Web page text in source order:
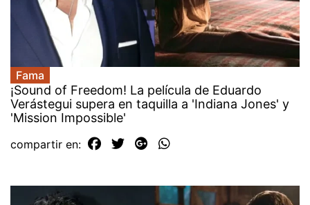
Fama
¡Sound of Freedom! La película de Eduardo
Verástegui supera en taquilla a 'Indiana Jones' y
'Mission Impossible'
compartir en: